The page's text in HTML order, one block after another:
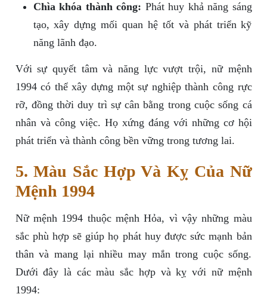
Chìa khóa thành công: Phát huy khả năng sáng
tạo, xây dựng mối quan hệ tốt và phát triển kỹ
năng lãnh đạo.
Với sự quyết tâm và năng lực vượt trội, nữ mệnh
1994 có thể xây dựng một sự nghiệp thành công rực
rỡ, đồng thời duy trì sự cân bằng trong cuộc sống cá
nhân và công việc. Họ xứng đáng với những cơ hội
phát triển và thành công bền vững trong tương lai.
5. Màu Sắc Hợp Và Kỵ Của Nữ
Mệnh 1994
Nữ mệnh 1994 thuộc mệnh Hỏa, vì vậy những màu
sắc phù hợp sẽ giúp họ phát huy được sức mạnh bản
thân và mang lại nhiều may mắn trong cuộc sống.
Dưới đây là các màu sắc hợp và kỵ với nữ mệnh
1994: